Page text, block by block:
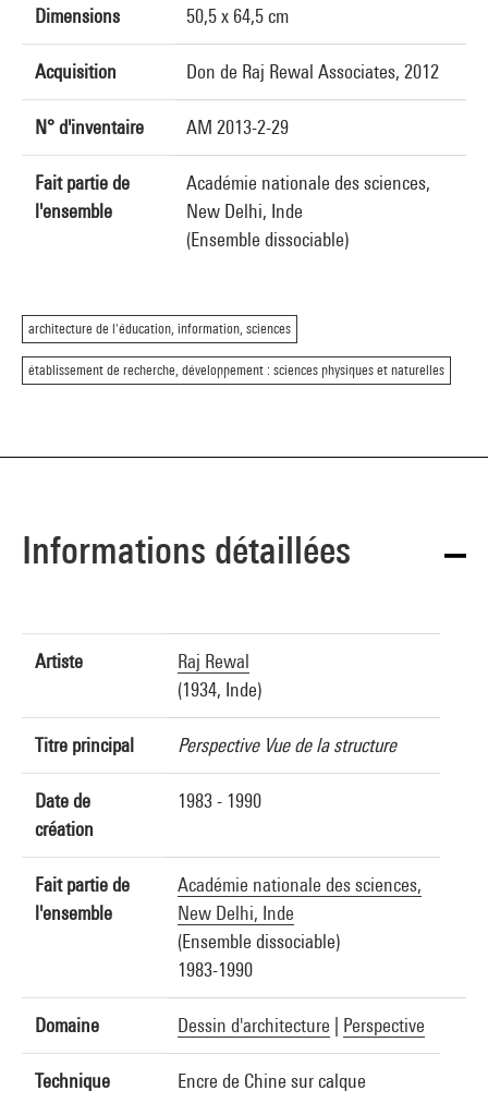
Dimensions 50,5 x 64,5 cm
Acquisition Don de Raj Rewal Associates, 2012
N° d'inventaire AM 2013-2-29
Fait partie de
l'ensemble
Académie nationale des sciences,
New Delhi, Inde
(Ensemble dissociable)
architecture de l'éducation, information, sciences
établissement de recherche, développement : sciences physiques et naturelles
Informations détaillées
Artiste
Raj Rewal
(1934, Inde)
Titre principal Perspective Vue de la structure
Date de
création
1983 - 1990
Fait partie de
l'ensemble
Académie nationale des sciences,
New Delhi, Inde
(Ensemble dissociable)
1983-1990
Domaine Dessin d'architecture Perspective
Technique Encre de Chine sur calque